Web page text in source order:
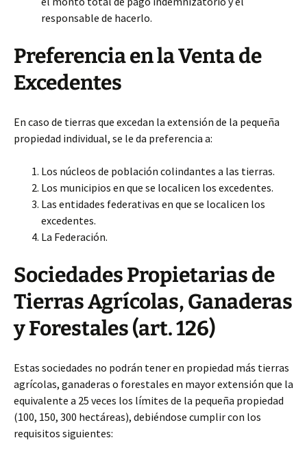
responsable de hacerlo.
Preferencia en la Venta de
Excedentes
En caso de tierras que excedan la extensión de la pequeña
propiedad individual, se le da preferencia a:
Los núcleos de población colindantes a las tierras.
Los municipios en que se localicen los excedentes.
Las entidades federativas en que se localicen los
excedentes.
La Federación.
Sociedades Propietarias de
Tierras Agrícolas, Ganaderas
y Forestales (art. 126)
Estas sociedades no podrán tener en propiedad más tierras
agrícolas, ganaderas o forestales en mayor extensión que la
equivalente a 25 veces los límites de la pequeña propiedad
(100, 150, 300 hectáreas), debiéndose cumplir con los
requisitos siguientes: